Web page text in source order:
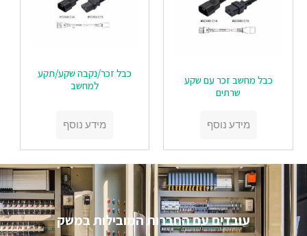
כבל מחשב זכר עם שקע
שרתים
מידע נוסף
כבל זכר/נקבה שקע/תקע
למחשב
מידע נוסף
עובדים עם החברות המובילות במשק​